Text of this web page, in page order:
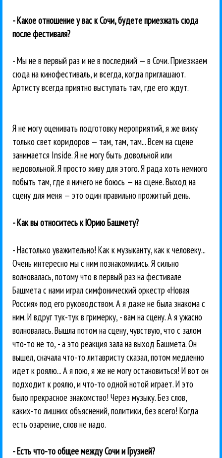
- Какое отношение у вас к Сочи, будете приезжать сюда
после фестиваля?
- Мы не в первый раз и не в последний — в Сочи. Приезжаем
сюда на кинофестиваль, и всегда, когда приглашают.
Артисту всегда приятно выступать там, где его ждут.
Я не могу оценивать подготовку мероприятий, я же вижу
только свет коридоров — там, там, там... Всем на сцене
занимается Inside. Я не могу быть довольной или
недовольной. Я просто живу для этого. Я рада хоть немного
побыть там, где я ничего не боюсь — на сцене. Выход на
сцену для меня — это один правильно прожитый день.
- Как вы относитесь к Юрию Башмету?
- Настолько уважительно! Как к музыканту, как к человеку...
Очень интересно мы с ним познакомились. Я сильно
волновалась, потому что в первый раз на фестивале
Башмета с нами играл симфонический оркестр «Новая
Россия» под его руководством. А я даже не была знакома с
ним. И вдруг тук-тук в гримерку, - вам на сцену. А я ужасно
волновалась. Вышла потом на сцену, чувствую, что с залом
что-то не то, - а это реакция зала на выход Башмета. Он
вышел, сначала что-то литавристу сказал, потом медленно
идет к роялю... А я пою, я же не могу остановиться! И вот он
подходит к роялю, и что-то одной нотой играет. И это
было прекрасное знакомство! Через музыку. Без слов,
каких-то лишних объяснений, политики, без всего! Когда
есть озарение, слов не надо.
- Есть что-то общее между Сочи и Грузией?